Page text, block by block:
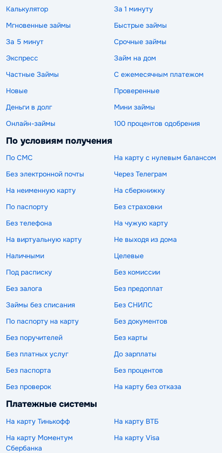
Калькулятор
За 1 минуту
Мгновенные займы
Быстрые займы
За 5 минут
Срочные займы
Экспресс
Займ на дом
Частные Займы
С ежемесячным платежом
Новые
Проверенные
Деньги в долг
Мини займы
Онлайн-займы
100 процентов одобрения
По условиям получения
По СМС
На карту с нулевым балансом
Без электронной почты
Через Телеграм
На неименную карту
На сберкнижку
По паспорту
Без страховки
Без телефона
На чужую карту
На виртуальную карту
Не выходя из дома
Наличными
Целевые
Под расписку
Без комиссии
Без залога
Без предоплат
Займы без списания
Без СНИЛС
По паспорту на карту
Без документов
Без поручителей
Без карты
Без платных услуг
До зарплаты
Без паспорта
Без процентов
Без проверок
На карту без отказа
Платежные системы
На карту Тинькофф
На карту ВТБ
На карту Моментум
Сбербанка
На карту Visa